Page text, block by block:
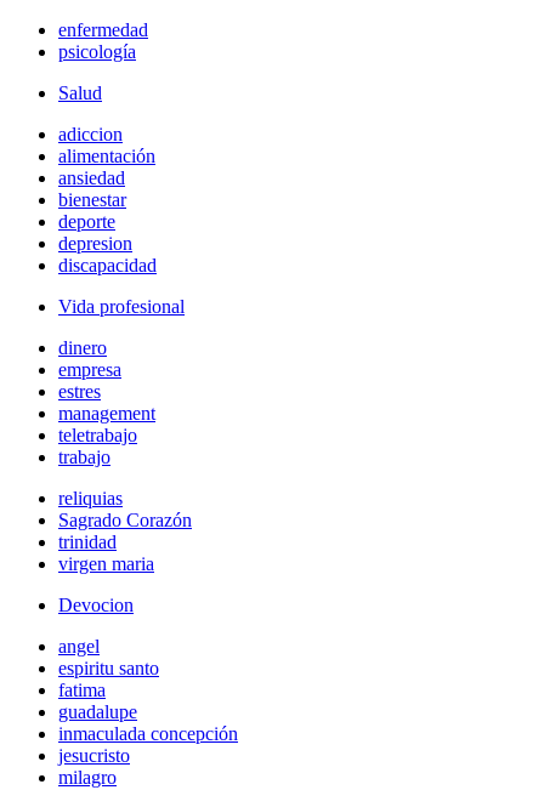
enfermedad
psicología
Salud
adiccion
alimentación
ansiedad
bienestar
deporte
depresion
discapacidad
Vida profesional
dinero
empresa
estres
management
teletrabajo
trabajo
reliquias
Sagrado Corazón
trinidad
virgen maria
Devocion
angel
espiritu santo
fatima
guadalupe
inmaculada concepción
jesucristo
milagro